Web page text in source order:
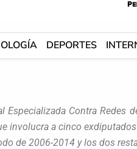
DEPORTES
Contra Redes
involucra a cinco
de 2006-2014 y los dos